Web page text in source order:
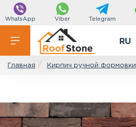
WhatsApp Viber Telegram
RU
Главная Кирпич ручной формовки